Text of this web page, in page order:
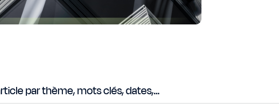
par thème, mots clés, dates,...